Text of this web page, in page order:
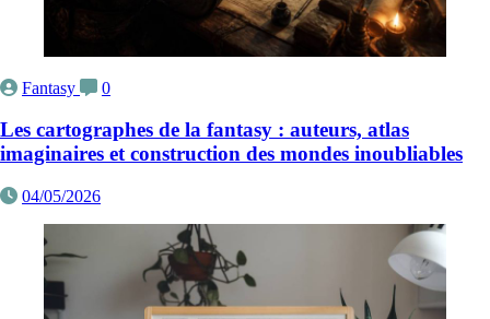
Fantasy 0
Les cartographes de la fantasy : auteurs, atlas
imaginaires et construction des mondes inoubliables
04/05/2026